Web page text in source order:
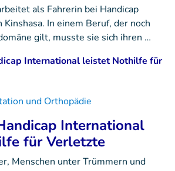
als Fahrerin bei Handicap
In einem Beruf, der noch
gilt, musste sie sich ihren …
und Orthopädie
International
für Verletzte
Menschen unter Trümmern und